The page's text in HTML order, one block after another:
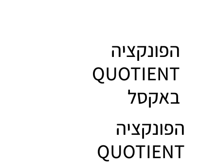
הפונקציה
QUOTIENT
באקסל
הפונקציה
QUOTIENT